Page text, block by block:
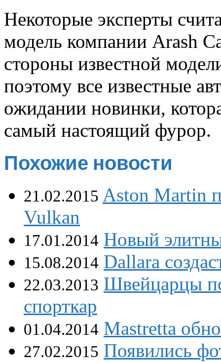
Некоторые эксперты
модель компании Arash
стороны известной
поэтому все известные
ожидании новинки,
самый настоящий фурор.
Похожие новости
21.02.2015 Aston Martin
Vulkan
17.01.2014 Новый
15.08.2014 Dallara
22.03.2013 Швейцарцы
спорткар
01.04.2014 Mastretta
27.02.2015 Появились